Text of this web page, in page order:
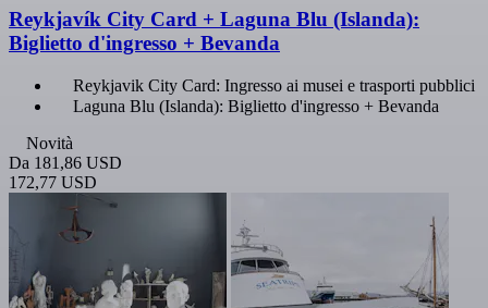
Reykjavík City Card + Laguna Blu (Islanda):
Biglietto d'ingresso + Bevanda
Reykjavik City Card: Ingresso ai musei e trasporti pubblici
Laguna Blu (Islanda): Biglietto d'ingresso + Bevanda
Novità
Da 181,86 USD
172,77 USD